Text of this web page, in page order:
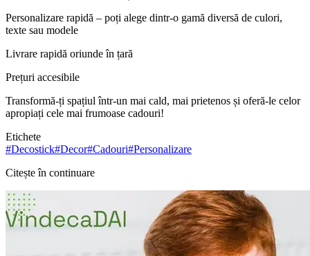
Personalizare rapidă – poți alege dintr-o gamă diversă de culori,
texte sau modele
Livrare rapidă oriunde în țară
Prețuri accesibile
Transformă-ți spațiul într-un mai cald, mai prietenos și oferă-le celor
apropiați cele mai frumoase cadouri!
Etichete
#Decostick#Decor#Cadouri#Personalizare
Citește în continuare